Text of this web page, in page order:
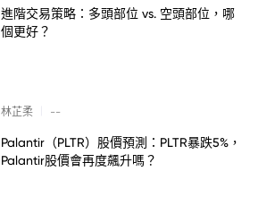
進階交易策略：多頭部位 vs. 空頭部位，哪
個更好？
林芷柔 --
Palantir（PLTR）股價預測：PLTR暴跌5%，
Palantir股價會再度飆升嗎？